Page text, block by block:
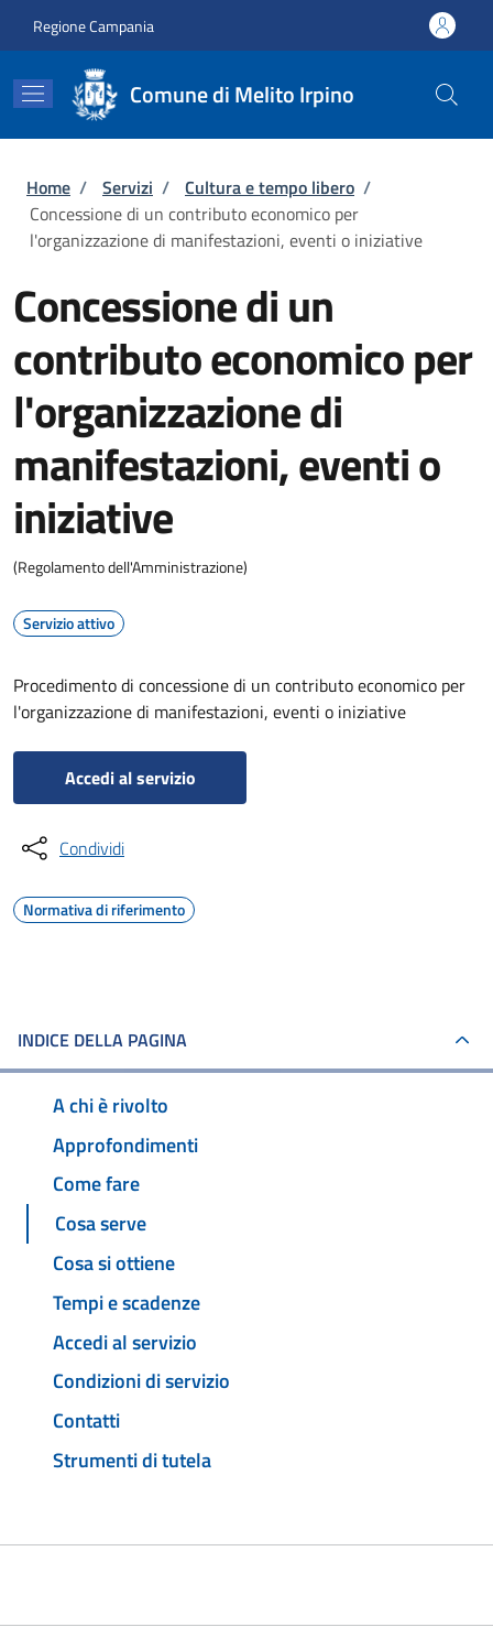
Regione Campania
Comune di Melito Irpino
Briciole di pane
Home / Servizi / Cultura e tempo libero /
Concessione di un contributo economico per
l'organizzazione di manifestazioni, eventi o iniziative
Concessione di un
contributo economico per
l'organizzazione di
manifestazioni, eventi o
iniziative
(Regolamento dell'Amministrazione)
Servizio attivo
Procedimento di concessione di un contributo economico per
l'organizzazione di manifestazioni, eventi o iniziative
Accedi al servizio
Condividi
Normativa di riferimento
INDICE DELLA PAGINA
A chi è rivolto
Approfondimenti
Come fare
Cosa serve
Cosa si ottiene
Tempi e scadenze
Accedi al servizio
Condizioni di servizio
Contatti
Strumenti di tutela